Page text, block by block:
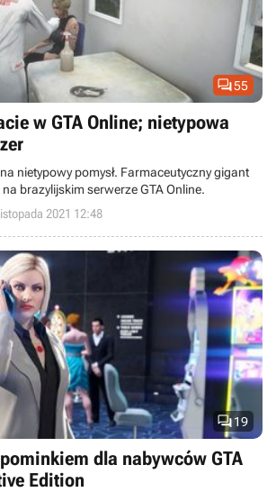
55
w GTA Online; nietypowa
nietypowy pomysł. Farmaceutyczny gigant
brazylijskim serwerze GTA Online.
2021 12:48
19
dla nabywców GTA
Edition